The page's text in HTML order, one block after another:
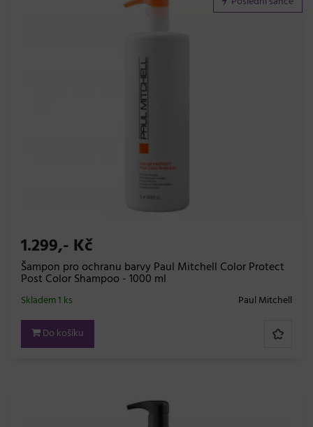
1.299,- Kč
Šampon pro ochranu barvy Paul Mitchell Color Protect
Post Color Shampoo - 1000 ml
Paul Mitchell
Skladem 1 ks
Do košíku